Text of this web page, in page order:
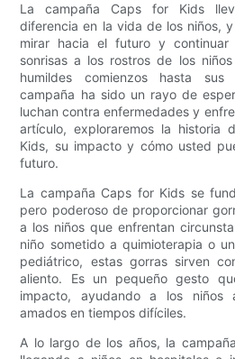
La campaña Caps for Kids
diferencia en la vida de los niños,
mirar hacia el futuro y
sonrisas a los rostros de los
humildes comienzos hasta
campaña ha sido un rayo de
luchan contra enfermedades y
artículo, exploraremos la historia
Kids, su impacto y cómo usted
futuro.
La campaña Caps for Kids se
pero poderoso de proporcionar
a los niños que enfrentan
niño sometido a quimioterapia o
pediátrico, estas gorras sirven
aliento. Es un pequeño gesto
impacto, ayudando a los niños
amados en tiempos difíciles.
A lo largo de los años, la